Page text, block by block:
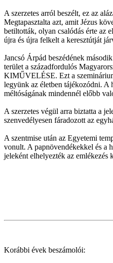
A szerzetes arról beszélt, ez az
Megtapasztalta azt, amit Jézus
betiltották, olyan csalódás érte az
újra és újra felkelt a keresztútját
Jancsó Árpád beszédének
terület a századfordulós
KIMŰVELÉSE. Ezt a
legyünk az életben tájékozódni. A
méltóságának mindennél előbb
A szerzetes végül arra biztatta a
szenvedélyesen fáradozott az
A szentmise után az Egyetemi
vonult. A papnövendékekkel és a
jeleként elhelyezték az emlékezés
Korábbi évek beszámolói: